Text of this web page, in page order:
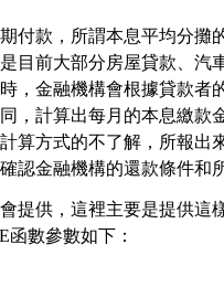
付款，所謂本息平均分攤
目前大部分房屋貸款、汽
，金融機構會根據貸款者
，計算出每月的本息繳款
算方式的不了解，所報出
認金融機構的還款條件和
提供，這裡主要是提供這
數參數如下：